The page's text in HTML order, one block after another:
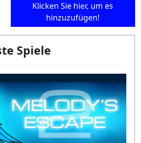
Klicken Sie hier, um es
hinzuzufügen!
Spiele